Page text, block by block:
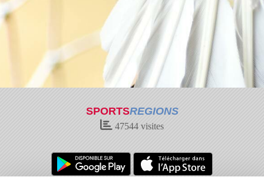
SPORTSREGIONS
47544 visites